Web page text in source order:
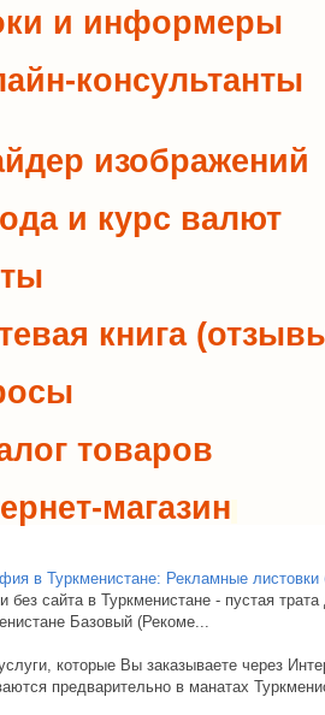
и информеры
консультанты
изображений
и курс валют
книга
товаров
магазин
в Туркменистане: Рекламные листовки
без сайта в Туркменистане - пустая
Базовый (Рекоме...
которые Вы заказываете через
предварительно в манатах